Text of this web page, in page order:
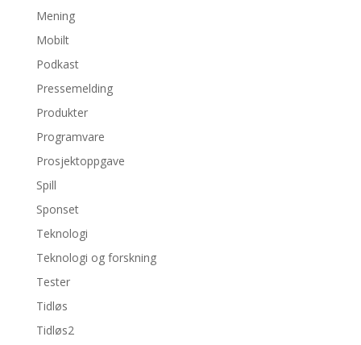
Mening
Mobilt
Podkast
Pressemelding
Produkter
Programvare
Prosjektoppgave
Spill
Sponset
Teknologi
Teknologi og forskning
Tester
Tidløs
Tidløs2